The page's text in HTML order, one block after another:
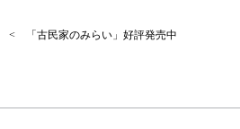
< 「古民家のみらい」好評発売中